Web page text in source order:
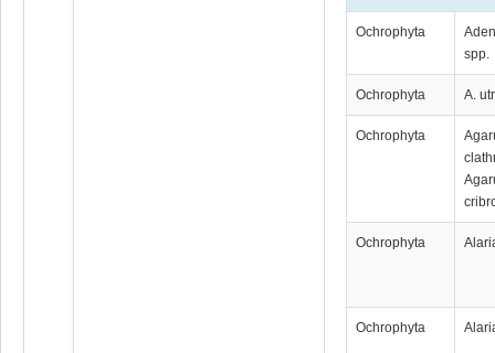
Ochrophyta
spp.
Ochrophyta A.
Ochrophyta
Ochrophyta
Ochrophyta